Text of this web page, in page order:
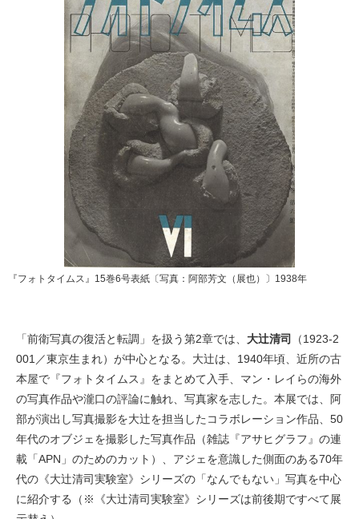
『フォトタイムス』15巻6号表紙〔写真：阿部芳文（展也）〕1938年
「前衛写真の復活と転調」を扱う第2章では、 大辻清司
（1923-2
001／東京生まれ）が中心となる。大辻は、1940年頃、近所の古
本屋で『フォトタイムス』をまとめて入手、マン・レイらの海外
の写真作品や瀧口の評論に触れ、写真家を志した。本展では、阿
部が演出し写真撮影を大辻を担当したコラボレーション作品、50
年代のオブジェを撮影した写真作品（雑誌『アサヒグラフ』の連
載「APN」のためのカット）、アジェを意識した側面のある70年
代の《大辻清司実験室》シリーズの「なんでもない」写真を中心
に紹介する（※《大辻清司実験室》シリーズは前後期ですべて展